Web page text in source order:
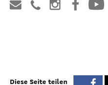
Diese Seite teilen